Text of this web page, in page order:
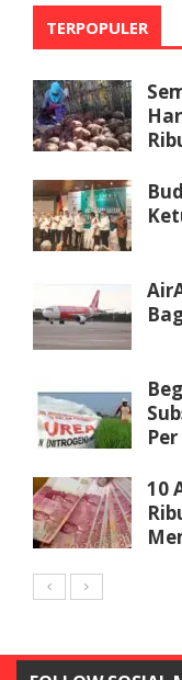
TERPOPULER
10